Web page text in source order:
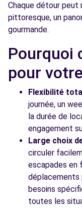
Voir l'agence
- AMBOISE (C)
34 RUE ABEL
AMBOISE, 37400
Voir l'agence
Chaque détour peut
pittoresque, un
gourmande.
Pourquoi
pour
Flexibilité
journée, un
la durée de
engagement
Large choix
circuler
escapades en
déplacements
besoins
toutes les